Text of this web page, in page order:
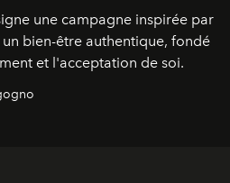
une campagne inspirée par
bien-être authentique, fondé
et l'acceptation de soi.